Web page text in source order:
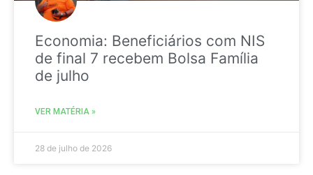
Economia: Beneficiários com NIS
de final 7 recebem Bolsa Família
de julho
VER MATÉRIA »
28 de julho de 2026